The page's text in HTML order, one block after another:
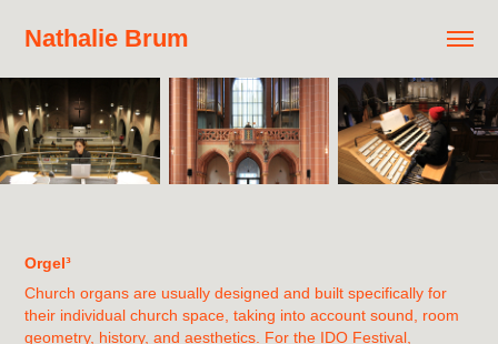
Nathalie Brum
Orgel³
Church organs are usually designed and built specifically for
their individual church space, taking into account sound, room
geometry, history, and aesthetics. For the IDO Festival,